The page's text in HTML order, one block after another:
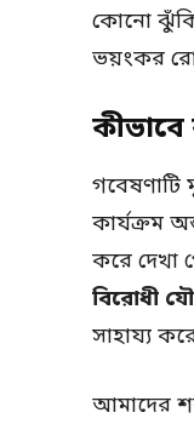
কোনো ঝুঁকি
ভয়ংকর
কীভাবে
গবেষণাটি
কার্যক্রম
করে দেখা
বিরোধী
সাহায্য
আমাদের